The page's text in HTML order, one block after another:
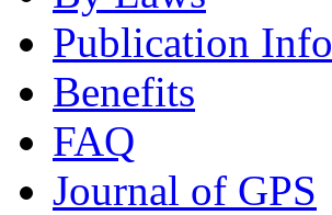
Publication Info
Benefits
FAQ
Journal of GPS